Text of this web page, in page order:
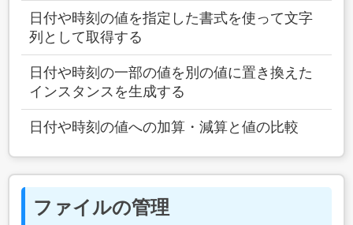
日付や時刻の値を指定した書式を使って文字
列として取得する
日付や時刻の一部の値を別の値に置き換えた
インスタンスを生成する
日付や時刻の値への加算・減算と値の比較
ファイルの管理